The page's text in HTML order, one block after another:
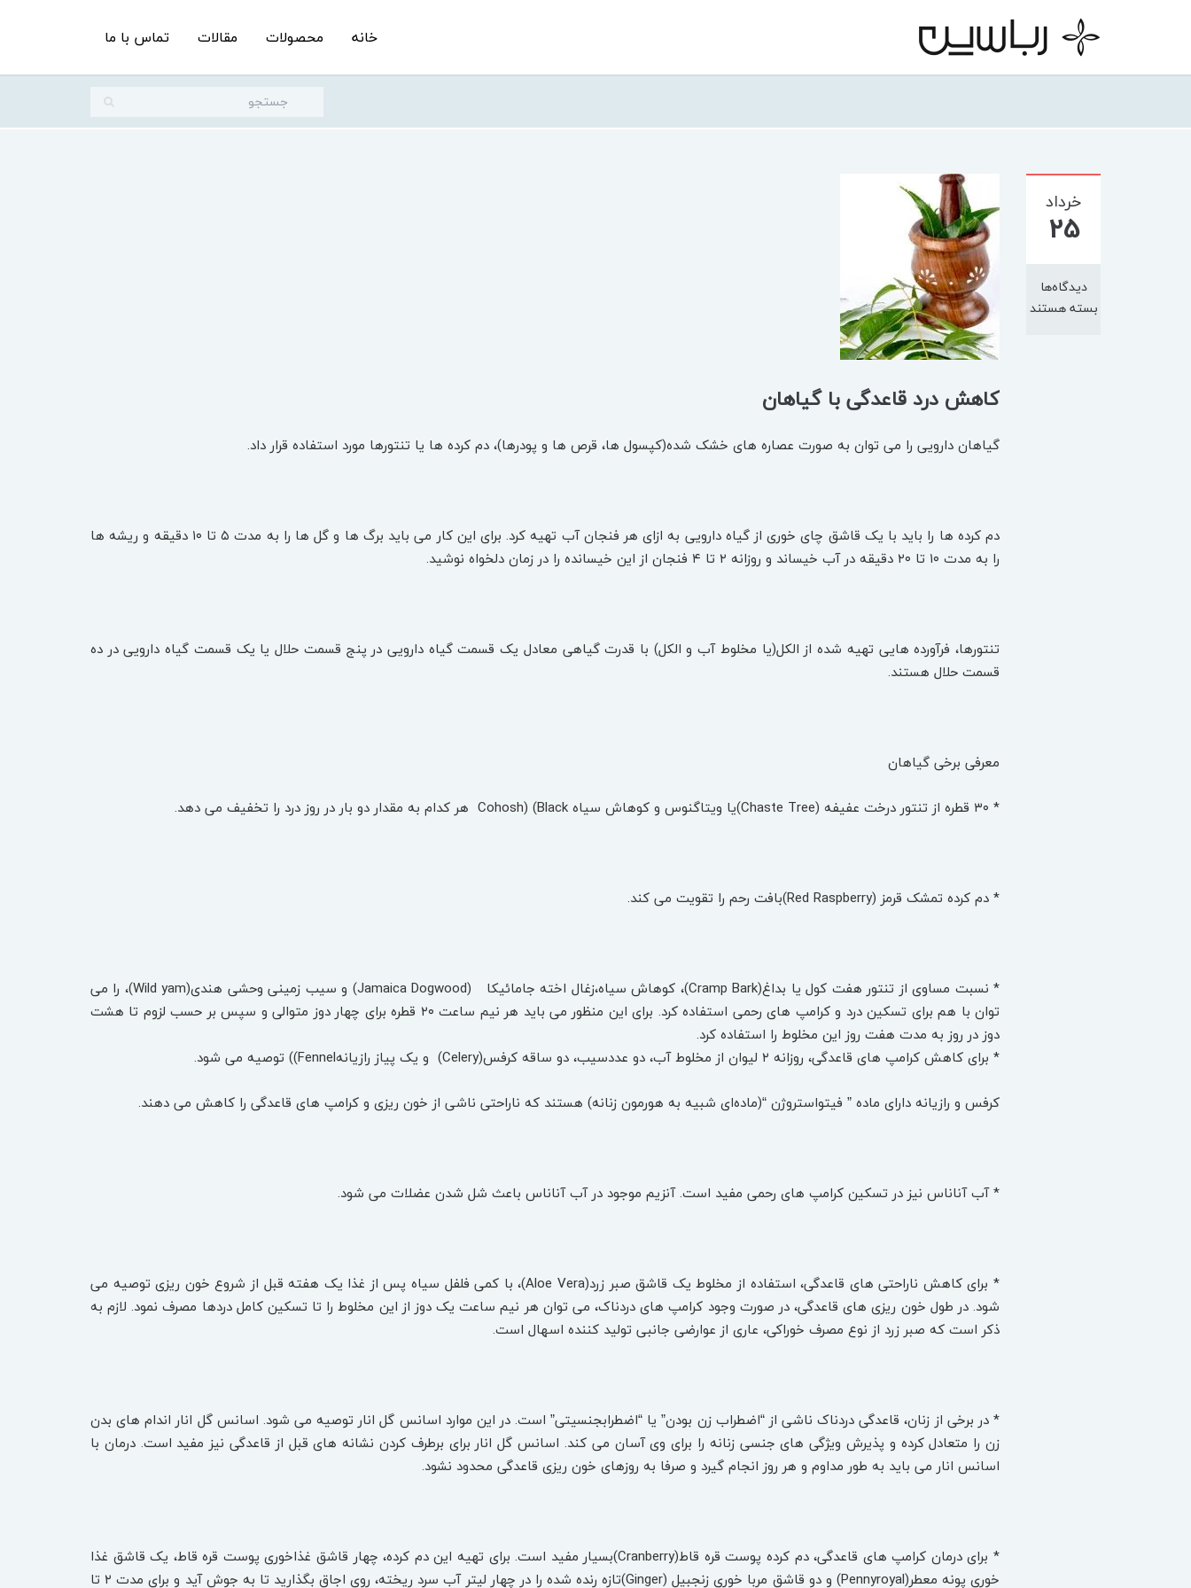
خانه محصولات مقالات تماس با ما
خرداد
25
دیدگاه‌ها
بسته هستند
کاهش درد قاعدگی با گیاهان
گیاهان دارویی را می ‌توان به صورت عصاره‌ های خشک شده(کپسول ‌‌ها، قرص‌ ها و پودرها)، دم‌ کرده ‌ها یا تنتورها مورد استفاده قرار داد.
دم ‌کرده ‌ها را باید با یک قاشق چای ‌خوری از گیاه دارویی به ازای هر فنجان آب تهیه کرد. برای این کار می‌ باید برگ‌ ها و گل ‌ها را به مدت ۵ تا ۱۰ دقیقه و ریشه ‌ها
را به مدت ۱۰ تا ۲۰ دقیقه در آب خیساند و روزانه ۲ تا ۴ فنجان از این خیسانده را در زمان دلخواه نوشید.
تنتورها، فرآورده‌ هایی تهیه شده از الکل(یا مخلوط آب و الکل) با قدرت گیاهی معادل یک قسمت گیاه دارویی در پنج قسمت حلال یا یک قسمت گیاه دارویی در ده
قسمت حلال هستند.
معرفی برخی گیاهان
* ۳۰ قطره از تنتور درخت عفیفه (Chaste Tree)یا ویتاگنوس و کوهاش سیاه Cohosh) (Black هر کدام به مقدار دو بار در روز درد را تخفیف می‌ دهد.
* دم ‌کرده تمشک قرمز (Red Raspberry)بافت رحم را تقویت می ‌کند.
* نسبت مساوی از تنتور هفت کول یا بداغ(Cramp Bark)، کوهاش سیاه،زغال اخته جامائیکا (Jamaica Dogwood) و سیب‌ زمینی وحشی هندی(Wild yam)، را می
‌توان با هم برای تسکین درد و کرامپ‌ های رحمی استفاده کرد. برای این منظور می‌ باید هر نیم ساعت ۲۰ قطره برای چهار دوز متوالی و سپس بر حسب لزوم تا هشت
دوز در روز به مدت هفت روز این مخلوط را استفاده کرد.
* برای کاهش کرامپ‌ های قاعدگی، روزانه ۲ لیوان از مخلوط آب، دو عددسیب، دو ساقه کرفس(Celery) و یک پیاز رازیانهFennel)) توصیه می‌ شود.
کرفس و رازیانه دارای ماده ” فیتواستروژن “(ماده‌ای شبیه به هورمون زنانه) هستند که ناراحتی ناشی از خون ریزی و کرامپ‌ های قاعدگی را کاهش می‌ دهند.
* آب آناناس نیز در تسکین کرامپ‌ های رحمی مفید است. آنزیم موجود در آب آناناس باعث شل شدن عضلات می‌ شود.
* برای کاهش ناراحتی ‌های قاعدگی، استفاده از مخلوط یک قاشق صبر زرد(Aloe Vera)، با کمی فلفل سیاه پس از غذا یک هفته قبل از شروع خون ریزی توصیه می‌
شود. در طول خون ریزی های قاعدگی، در صورت وجود کرامپ ‌های دردناک، می‌ توان هر نیم ساعت یک دوز از این مخلوط را تا تسکین کامل دردها مصرف نمود. لازم به
ذکر است که صبر زرد از نوع مصرف خوراکی، عاری از عوارضی جانبی تولید کننده اسهال است.
* در برخی از زنان، قاعدگی دردناک ناشی از “اضطراب زن بودن” یا “اضطرابجنسیتی” است. در این موارد اسانس گل انار توصیه می ‌شود. اسانس گل انار اندام‌ های بدن
زن را متعادل کرده و پذیرش ویژگی‌ های جنسی زنانه را برای وی آسان می‌ کند. اسانس گل انار برای برطرف کردن نشانه‌ های قبل از قاعدگی نیز مفید است. درمان با
اسانس انار می‌ باید به طور مداوم و هر روز انجام گیرد و صرفا به روزهای خون ریزی قاعدگی محدود نشود.
* برای درمان کرامپ ‌های قاعدگی، دم ‌کرده پوست قره‌ قاط(Cranberry)بسیار مفید است. برای تهیه این دم کرده، چهار قاشق غذاخوری پوست قره ‌قاط، یک قاشق غذا
خوری پونه معطر(Pennyroyal) و دو قاشق مربا خوری زنجبیل (Ginger)تازه رنده شده را در چهار لیتر آب سرد ریخته، روی اجاق بگذارید تا به جوش آید و برای مدت ۲ تا